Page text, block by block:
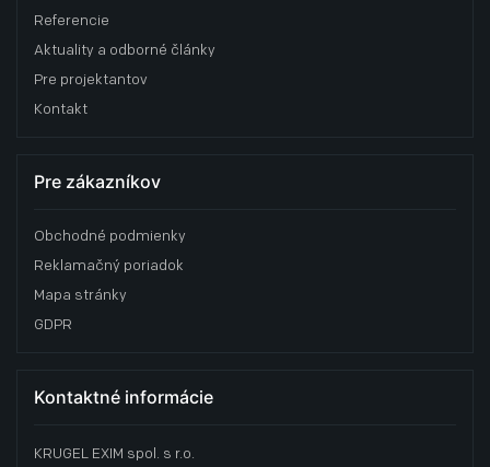
Referencie
Aktuality a odborné články
Pre projektantov
Kontakt
Pre zákazníkov
Obchodné podmienky
Reklamačný poriadok
Mapa stránky
GDPR
Kontaktné informácie
KRUGEL EXIM spol. s r.o.